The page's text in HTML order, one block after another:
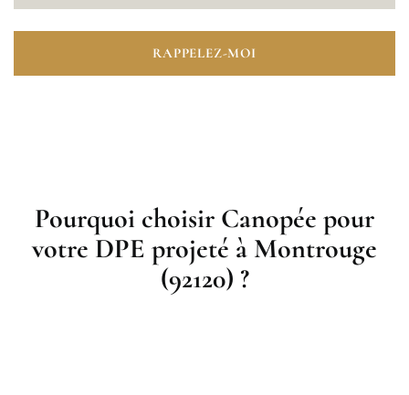
RAPPELEZ-MOI
Pourquoi choisir Canopée pour
votre DPE projeté à Montrouge
(92120) ?